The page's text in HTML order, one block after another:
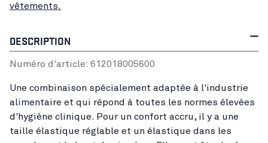
vêtements.
DESCRIPTION
Numéro d'article: 612018005600
Une combinaison spécialement adaptée à l'industrie
alimentaire et qui répond à toutes les normes élevées
d'hygiène clinique. Pour un confort accru, il y a une
taille élastique réglable et un élastique dans les